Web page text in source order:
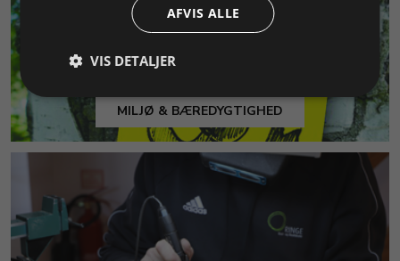
MILJØ & BÆREDYGTIGHED
AFVIS ALLE
VIS DETALJER